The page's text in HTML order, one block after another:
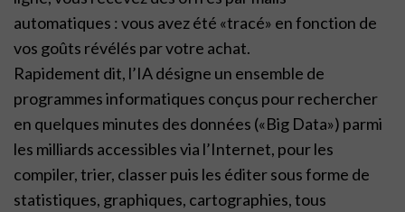
automatiques : vous avez été «tracé» en fonction de
vos goûts révélés par votre achat.
Rapidement dit, l’IA désigne un ensemble de
programmes informatiques conçus pour rechercher
en quelques minutes des données («Big Data») parmi
les milliards accessibles via l’Internet, pour les
compiler, trier, classer puis les éditer sous forme de
statistiques, graphiques, cartographies, tous